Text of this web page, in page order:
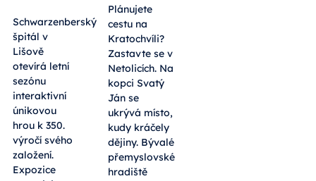
Schwarzenberský
špitál v
Lišově
otevírá letní
sezónu
interaktivní
únikovou
hrou k 350.
výročí svého
založení.
Expozice
Plánujete
cestu na
Kratochvíli?
Zastavte se v
Netolicích. Na
kopci Svatý
Ján se
ukrývá místo,
kudy kráčely
dějiny. Bývalé
přemyslovské
hradiště